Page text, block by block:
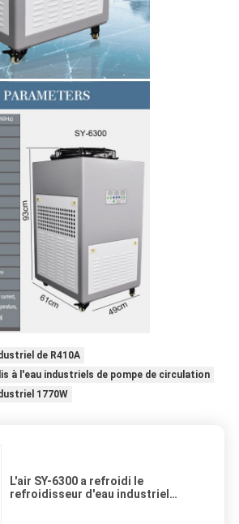
de R410A
à l'eau industriels de pompe de circulation
1770W
L'air SY-6300 a refroidi le
refroidisseur d'eau industriel